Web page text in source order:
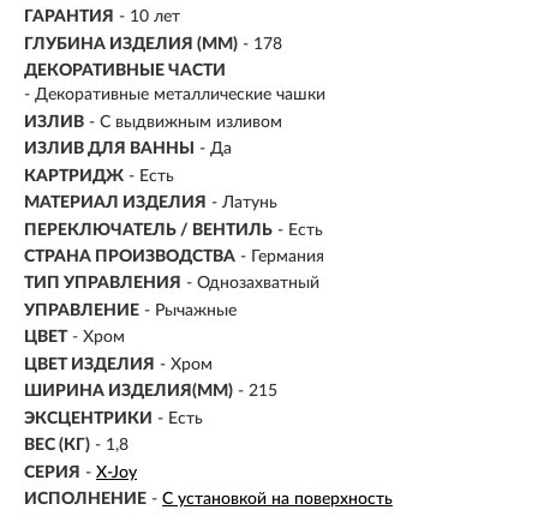
ГАРАНТИЯ - 10 лет
ГЛУБИНА ИЗДЕЛИЯ (ММ) - 178
ДЕКОРАТИВНЫЕ ЧАСТИ
- Декоративные металлические чашки
ИЗЛИВ - С выдвижным изливом
ИЗЛИВ ДЛЯ ВАННЫ
- Да
КАРТРИДЖ - Есть
МАТЕРИАЛ ИЗДЕЛИЯ - Латунь
ПЕРЕКЛЮЧАТЕЛЬ / ВЕНТИЛЬ - Есть
СТРАНА ПРОИЗВОДСТВА - Германия
ТИП УПРАВЛЕНИЯ - Однозахватный
УПРАВЛЕНИЕ - Рычажные
ЦВЕТ - Хром
ЦВЕТ ИЗДЕЛИЯ - Хром
ШИРИНА ИЗДЕЛИЯ(ММ) - 215
ЭКСЦЕНТРИКИ - Есть
ВЕС (КГ) - 1,8
СЕРИЯ - X-Joy
ИСПОЛНЕНИЕ - С установкой на поверхность